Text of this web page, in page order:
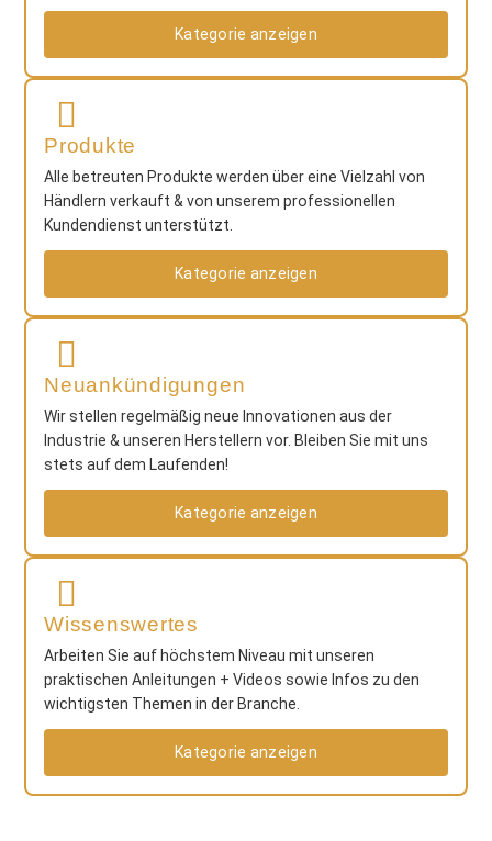
Kategorie anzeigen
Produkte
Alle betreuten Produkte werden über eine Vielzahl von
Händlern verkauft & von unserem professionellen
Kundendienst unterstützt.
Kategorie anzeigen
Neuankündigungen
Wir stellen regelmäßig neue Innovationen aus der
Industrie & unseren Herstellern vor. Bleiben Sie mit uns
stets auf dem Laufenden!
Kategorie anzeigen
Wissenswertes
Arbeiten Sie auf höchstem Niveau mit unseren
praktischen Anleitungen + Videos sowie Infos zu den
wichtigsten Themen in der Branche.
Kategorie anzeigen